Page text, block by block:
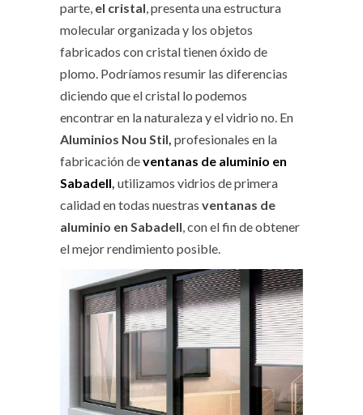
parte, el cristal, presenta una estructura
molecular organizada y los objetos
fabricados con cristal tienen óxido de
plomo. Podríamos resumir las diferencias
diciendo que el cristal lo podemos
encontrar en la naturaleza y el vidrio no. En
Aluminios Nou Stil, profesionales en la
fabricación deventanas de aluminio en
Sabadell, utilizamos vidrios de primera
calidad en todas nuestras ventanas de
aluminio en Sabadell, con el fin de obtener
el mejor rendimiento posible.